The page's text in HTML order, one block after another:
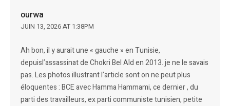
ourwa
JUIN 13, 2026 AT 1:38PM
Ah bon, il y aurait une « gauche » en Tunisie,
depuisl’assassinat de Chokri Bel Aîd en 2013. je ne le savais
pas. Les photos illustrant l’article sont on ne peut plus
éloquentes : BCE avec Hamma Hammami, ce dernier , du
parti des travailleurs, ex parti communiste tunisien, petite